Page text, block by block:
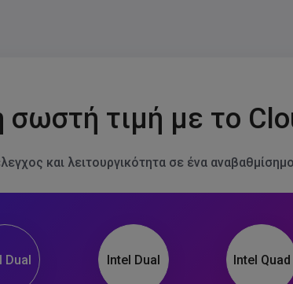
σωστή τιμή με το
και λειτουργικότητα σε ένα
Dual Intel Dual Intel Quad